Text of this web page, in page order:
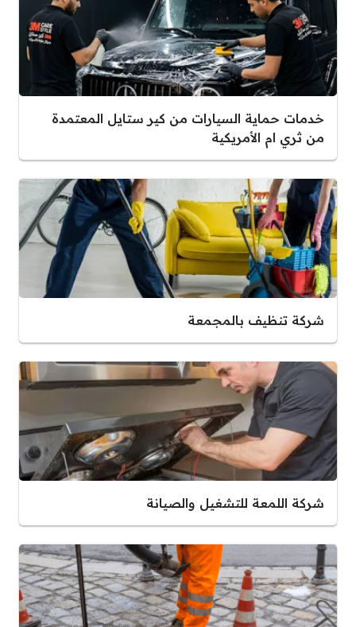
خدمات حماية السيارات من كير ستايل المعتمدة
من ثري ام الأمريكية
شركة تنظيف بالمجمعة
شركة اللمعة للتشغيل والصيانة